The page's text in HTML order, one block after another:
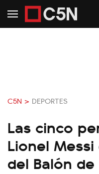
C5N > DEPORTES
Las cinco
Lionel
del Balón